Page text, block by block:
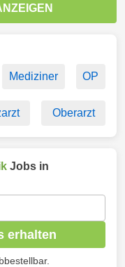
Mediziner OP
Oberarzt
Jobs in
erhalten